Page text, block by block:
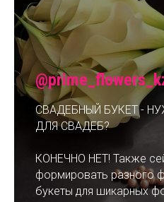
СВАДЕБНЫЙ БУКЕТ -
ДЛЯ СВАДЕБ?
КОНЕЧНО НЕТ! Также
формировать разного
букеты для шикарных